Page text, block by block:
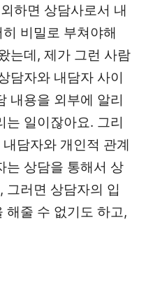
하면 상담사로서 내
비밀로 부쳐야해
는데, 제가 그런 사람
담자와 내담자 사이
내용을 외부에 알리
는 일이잖아요. 그리
담자와 개인적 관계
는 상담을 통해서 상
그러면 상담자의 입
해줄 수 없기도 하고,